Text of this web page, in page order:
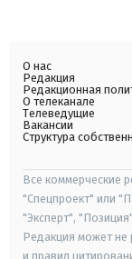
О нас
Редакция
Редакционная
О телеканале
Телеведущие
Вакансии
Структура
Все коммерческие
"Спецпроект" или
"Эксперт",
Редакция может не
и правил